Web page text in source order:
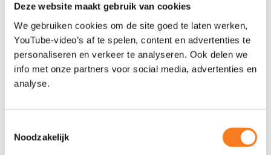
Deze website maakt gebruik van cookies
We gebruiken cookies om de site goed te laten werken,
YouTube-video’s af te spelen, content en advertenties te
personaliseren en verkeer te analyseren. Ook delen we
info met onze partners voor social media, advertenties en
analyse.
Noodzakelijk
4. Gecertificeerde professionals
5. Werknemersveiligheid